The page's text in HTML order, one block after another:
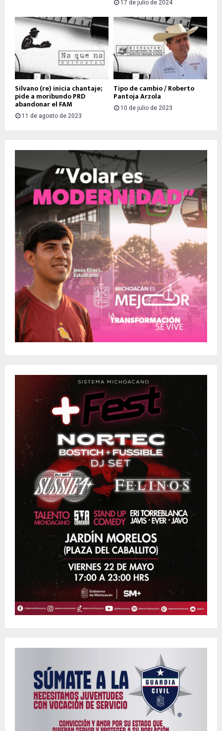
17 de julio de 2024
Silvano (re) inicia chantaje;
pide a moribundo PRD
abandonar el FAM
11 de agosto de 2023
Tipo de cambio / Roberto
Pantoja Arzola
10 de julio de 2023